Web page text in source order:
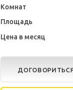
Комнат
Площадь
Цена в месяц